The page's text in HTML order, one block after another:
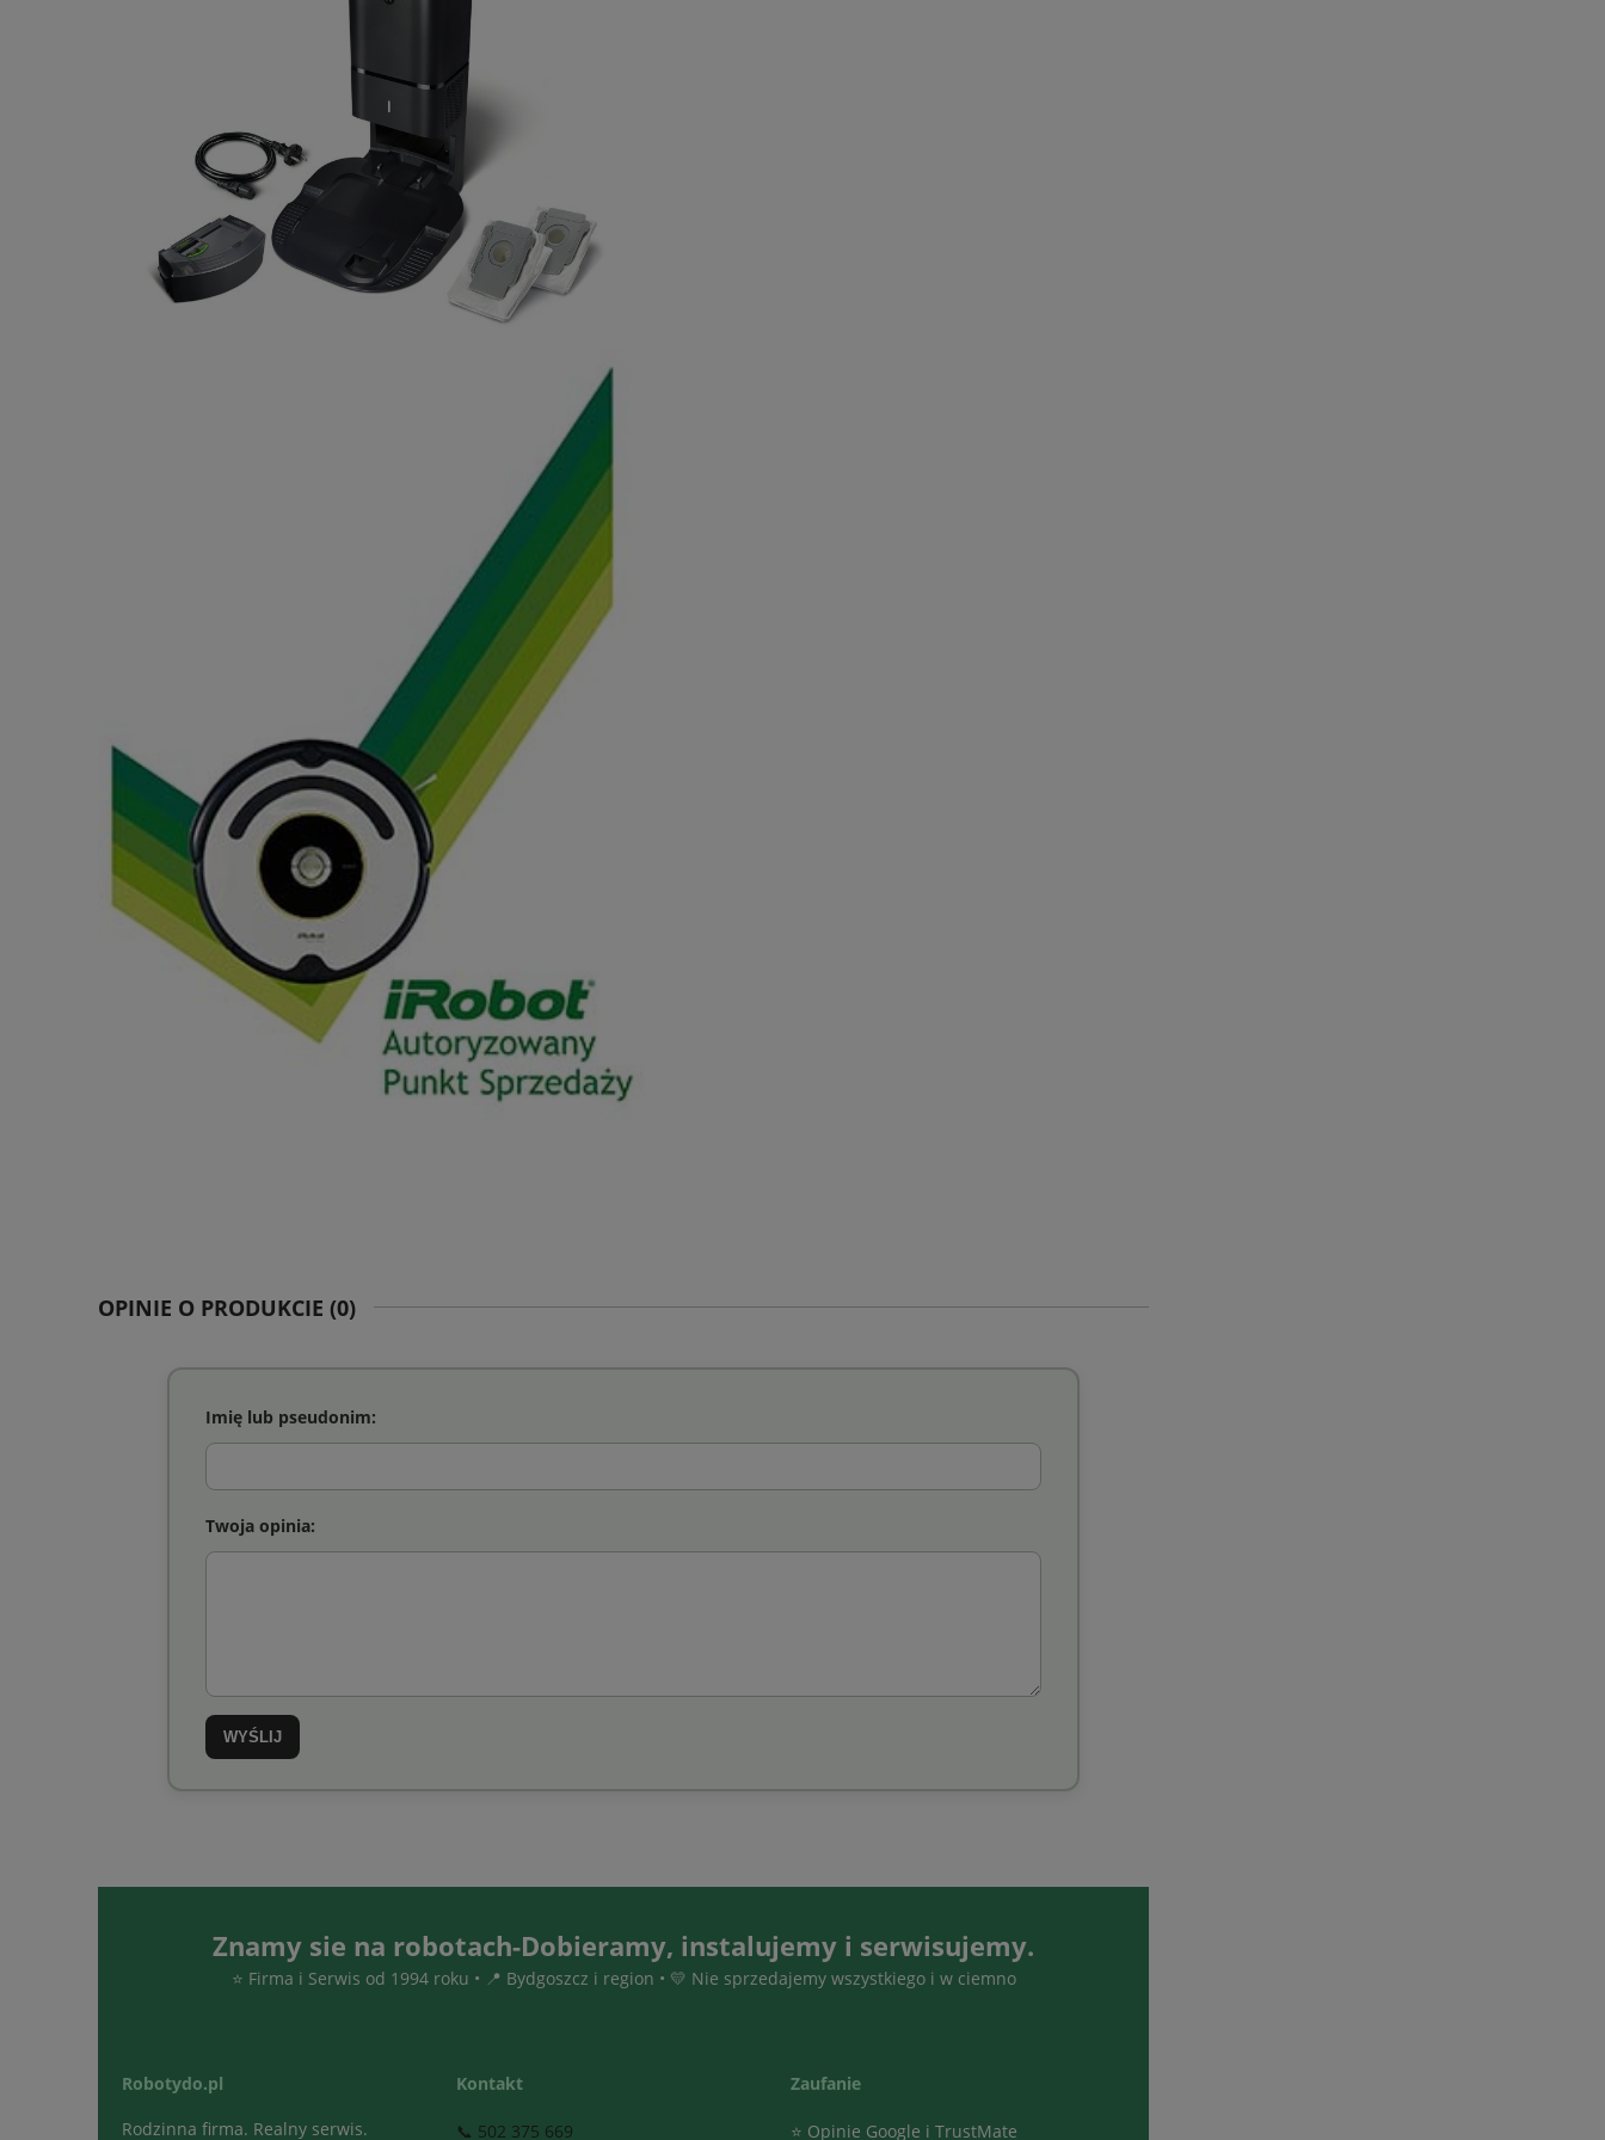
OPINIE O PRODUKCIE (0)
Imię lub pseudonim:
Twoja opinia:
WYŚLIJ
Znamy sie na robotach-Dobieramy, instalujemy i serwisujemy.
⭐ Firma i Serwis od 1994 roku • 📍 Bydgoszcz i region • 💛 Nie sprzedajemy wszystkiego i w ciemno
Robotydo.pl
Rodzinna firma. Realny serwis.
Kontakt
📞 502 375 669
Zaufanie
⭐ Opinie Google i TrustMate